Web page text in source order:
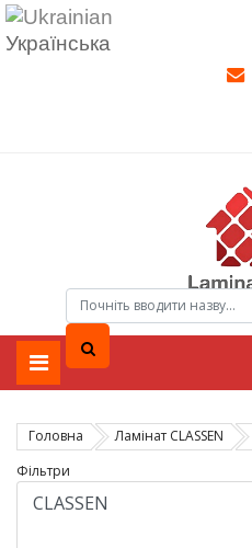
Українська
Головна Ламiнат CLASSEN
Фільтри